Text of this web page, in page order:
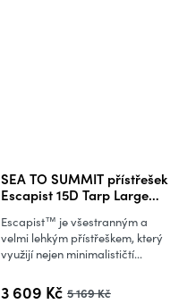
SEA TO SUMMIT přístřešek
Escapist 15D Tarp Large
3m x 3m
3 609 Kč 5 169 Kč
Escapist™ je všestranným a
velmi lehkým přístřeškem, který
využijí nejen minimalističtí...